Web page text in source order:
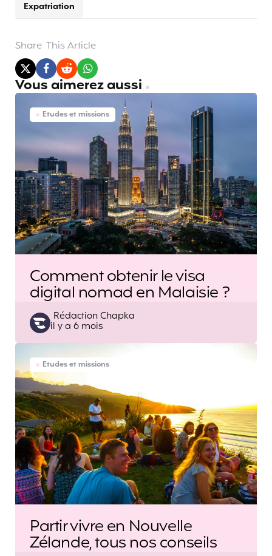
Expatriation
Share This Article
Vous aimerez aussi
Etudes et missions
Comment obtenir le visa
digital nomad en Malaisie ?
Posted
by
Rédaction Chapka
il y a 6 mois
Etudes et missions
Partir vivre en Nouvelle
Zélande, tous nos conseils